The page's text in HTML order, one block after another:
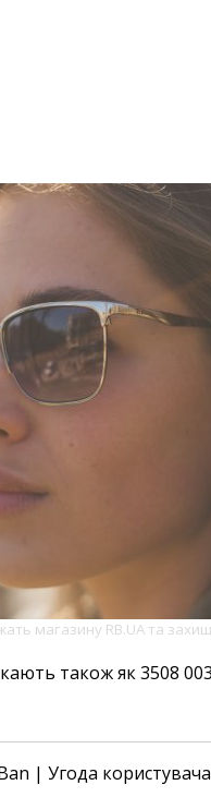
магазину RB.UA та
також як 3508 003/
| Угода користувача